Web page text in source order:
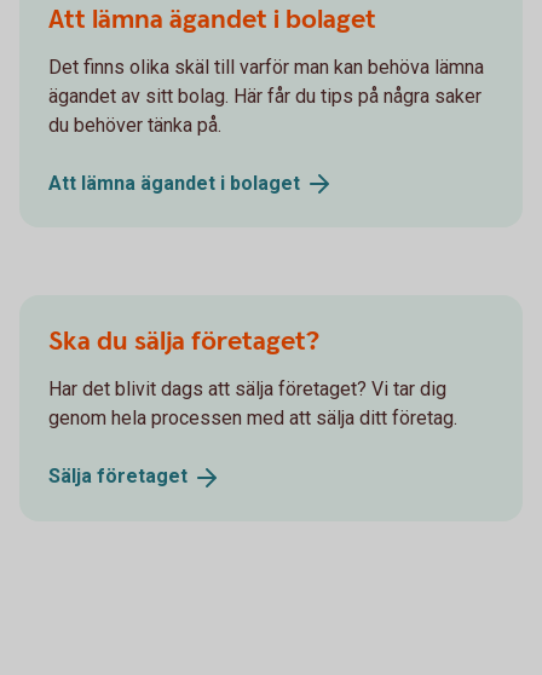
Att lämna ägandet i bolaget
Det finns olika skäl till varför man kan behöva lämna
ägandet av sitt bolag. Här får du tips på några saker
du behöver tänka på.
Att lämna ägandet i bolaget
Ska du sälja företaget?
Har det blivit dags att sälja företaget? Vi tar dig
genom hela processen med att sälja ditt företag.
Sälja företaget